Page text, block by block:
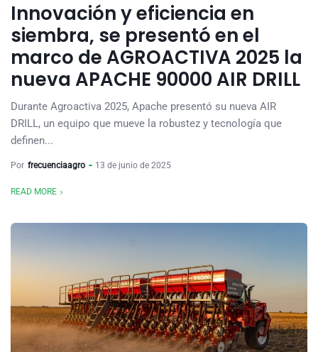
Innovación y eficiencia en
siembra, se presentó en el
marco de AGROACTIVA 2025 la
nueva APACHE 90000 AIR DRILL
Durante Agroactiva 2025, Apache presentó su nueva AIR
DRILL, un equipo que mueve la robustez y tecnología que
definen...
Por frecuenciaagro 13 de junio de 2025
READ MORE